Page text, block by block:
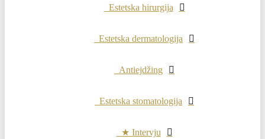
Estetska hirurgija
Estetska dermatologija
Antiejdžing
Estetska stomatologija
★ Intervju